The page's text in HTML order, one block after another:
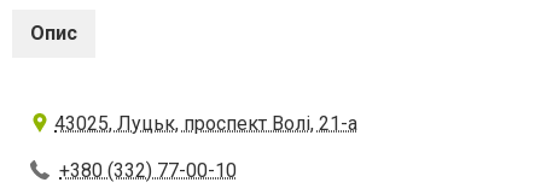
Опис
43025, Луцьк, проспект Волі, 21-а
+380 (332) 77-00-10